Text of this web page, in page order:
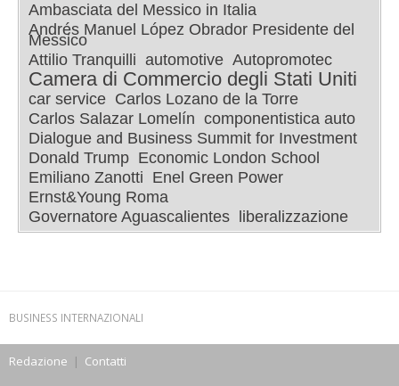
Ambasciata del Messico in Italia
Andrés Manuel López Obrador Presidente del
Messico
Attilio Tranquilli automotive Autopromotec
Camera di Commercio degli Stati Uniti
car service Carlos Lozano de la Torre
Carlos Salazar Lomelín componentistica auto
Dialogue and Business Summit for Investment
Donald Trump Economic London School
Emiliano Zanotti Enel Green Power
Ernst&Young Roma
Governatore Aguascalientes
liberalizzazione
BUSINESS INTERNAZIONALI
Redazione | Contatti